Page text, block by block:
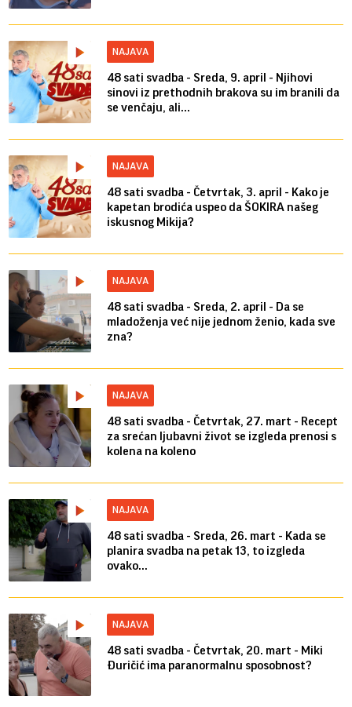
NAJAVA
48 sati svadba - Sreda, 9. april - Njihovi
sinovi iz prethodnih brakova su im branili da
se venčaju, ali...
NAJAVA
48 sati svadba - Četvrtak, 3. april - Kako je
kapetan brodića uspeo da ŠOKIRA našeg
iskusnog Mikija?
NAJAVA
48 sati svadba - Sreda, 2. april - Da se
mladoženja već nije jednom ženio, kada sve
zna?
NAJAVA
48 sati svadba - Četvrtak, 27. mart - Recept
za srećan ljubavni život se izgleda prenosi s
kolena na koleno
NAJAVA
48 sati svadba - Sreda, 26. mart - Kada se
planira svadba na petak 13, to izgleda
ovako...
NAJAVA
48 sati svadba - Četvrtak, 20. mart - Miki
Đuričić ima paranormalnu sposobnost?